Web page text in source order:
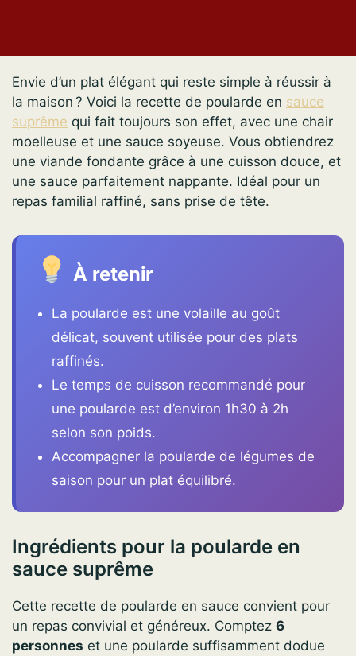
Envie d’un plat élégant qui reste simple à réussir à
la maison ? Voici la recette de poularde en sauce
suprême qui fait toujours son effet, avec une chair
moelleuse et une sauce soyeuse. Vous obtiendrez
une viande fondante grâce à une cuisson douce, et
une sauce parfaitement nappante. Idéal pour un
repas familial raffiné, sans prise de tête.
À retenir
La poularde est une volaille au goût
délicat, souvent utilisée pour des plats
raffinés.
Le temps de cuisson recommandé pour
une poularde est d’environ 1h30 à 2h
selon son poids.
Accompagner la poularde de légumes de
saison pour un plat équilibré.
Ingrédients pour la poularde en
sauce suprême
Cette recette de poularde en sauce convient pour
un repas convivial et généreux. Comptez 6
personnes et une poularde suffisamment dodue